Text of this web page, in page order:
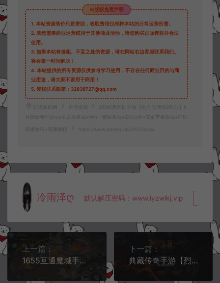
©版权免责声明
1. 本站资源售价只是赞助，收取费用仅维持本站的日常运营所需。
2. 若您需要商业运营或用于其他商业活动，请您购买正版授权并合法
使用。
3. 如果本站有侵犯、不妥之处的资源，请在网站右边客服联系我们。
将会第一时间解决！
4. 本站提供的所有资源仅供参考学习使用，不存在任何商业目的与商
业用途，请大家不要用于商用！
5. 侵权联系邮箱：32838727@qq.com
阿泽源码网 手游资源
Q萌经典怀旧手游【热血江湖情9职业】8
月最新整理Linux手工服务端+Win一键服务端+GM后台+安卓苹果双端+详细
搭建教程+视频教程 https://www.lyzwlkj.vip/21511/syzy/
冷雨泽ღ 默认解压密码：www.lyzwlkj.vip
上一篇：
1655互通魔域手游【修真魔域】8月最新整理Win半手工服务端+本地验证+GM工具+安卓+详细搭建教程+视频教程
下一篇：
典藏传奇手游【烈火屠龙万级版】8月最新整理Win一键服务端+多区+GM后台+安卓+详细搭建教程